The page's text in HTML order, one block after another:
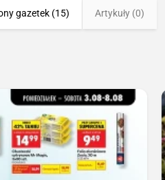
gazetek (15) Artykuły (0)